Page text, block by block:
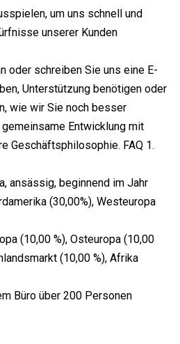
um uns schnell und
unserer Kunden
oder schreiben Sie uns eine E-
Unterstützung benötigen oder
wie wir Sie noch besser
Entwicklung mit
Geschäftsphilosophie. FAQ 1.
ansässig, beginnend im Jahr
(30,00%), Westeuropa
(10,00 %), Osteuropa (10,00
(10,00 %), Afrika
Büro über 200 Personen